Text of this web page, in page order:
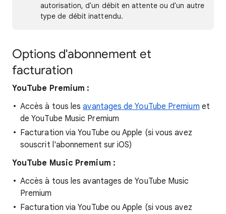
autorisation, d'un débit en attente ou d'un autre
type de débit inattendu.
Options d'abonnement et
facturation
YouTube Premium :
Accès à tous lesavantages de YouTube Premium et
de YouTube Music Premium
Facturation via YouTube ou Apple (si vous avez
souscrit l'abonnement sur iOS)
YouTube Music Premium :
Accès à tous les avantages de YouTube Music
Premium
Facturation via YouTube ou Apple (si vous avez